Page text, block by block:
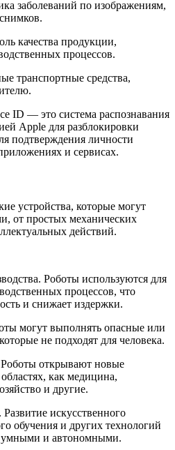
заболеваний по изображениям,
качества продукции,
процессов.
транспортные средства,
ID — это система распознавания
Apple для разблокировки
подтверждения личности
и сервисах.
устройства, которые могут
от простых механических
действий.
Роботы используются для
процессов, что
и снижает издержки.
могут выполнять опасные или
не подходят для человека.
открывают новые
как медицина,
и другие.
искусственного
обучения и других технологий
умными и автономными.